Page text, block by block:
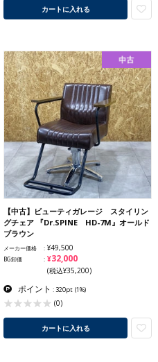
カートに入れる
【中古】ビューティガレージ スタイリン
グチェア 『Dr.SPINE HD-7M』オールド
ブラウン
メーカー価格 ¥49,500
BG卸価 ¥32,000
(税込¥35,200)
ポイント : 320pt (1%)
(0)
カートに入れる